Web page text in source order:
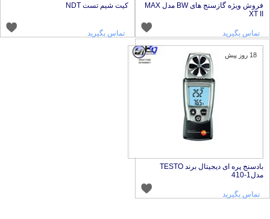
فروش ویژه گازسنج های BW مدل MAX
XT II
تماس بگیرید
کیت شیم تست NDT
تماس بگیرید
18 روز پیش
بادسنج پره ای دیجیتال برند TESTO
مدل1-410
تماس بگیرید